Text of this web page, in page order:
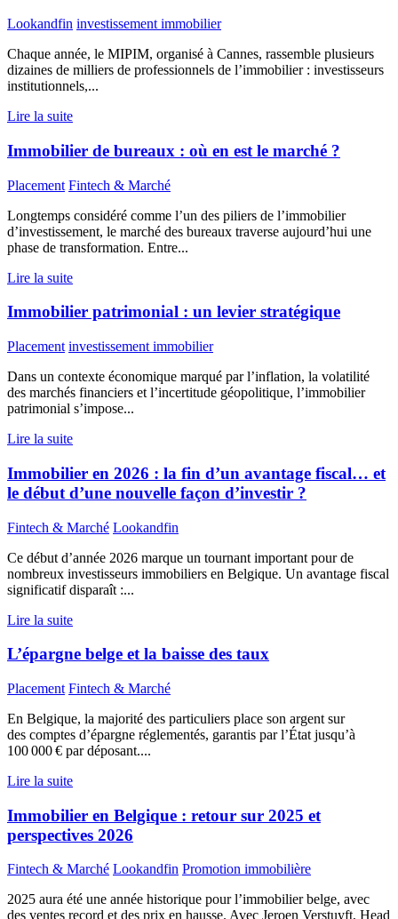
Lookandfin investissement immobilier
Chaque année, le MIPIM, organisé à Cannes, rassemble plusieurs
dizaines de milliers de professionnels de l’immobilier : investisseurs
institutionnels,...
Lire la suite
Immobilier de bureaux : où en est le marché ?
Placement Fintech & Marché
Longtemps considéré comme l’un des piliers de l’immobilier
d’investissement, le marché des bureaux traverse aujourd’hui une
phase de transformation. Entre...
Lire la suite
Immobilier patrimonial : un levier stratégique
Placement investissement immobilier
Dans un contexte économique marqué par l’inflation, la volatilité
des marchés financiers et l’incertitude géopolitique, l’immobilier
patrimonial s’impose...
Lire la suite
Immobilier en 2026 : la fin d’un avantage fiscal… et
le début d’une nouvelle façon d’investir ?
Fintech & Marché Lookandfin
Ce début d’année 2026 marque un tournant important pour de
nombreux investisseurs immobiliers en Belgique. Un avantage fiscal
significatif disparaît :...
Lire la suite
L’épargne belge et la baisse des taux
Placement Fintech & Marché
En Belgique, la majorité des particuliers place son argent sur
des comptes d’épargne réglementés, garantis par l’État jusqu’à
100 000 € par déposant....
Lire la suite
Immobilier en Belgique : retour sur 2025 et
perspectives 2026
Fintech & Marché Lookandfin Promotion immobilière
2025 aura été une année historique pour l’immobilier belge, avec
des ventes record et des prix en hausse. Avec Jeroen Verstuyft, Head